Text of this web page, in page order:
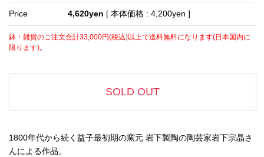
Price 4,620yen [ 本体価格 : 4,200yen ]
鉢・雑貨のご注文合計33,000円(税込)以上で送料無料になります(日本国内に
限ります)。
SOLD OUT
1800年代から続く益子最初期の窯元 岩下製陶の陶芸家岩下宗晶さ
んによる作品。